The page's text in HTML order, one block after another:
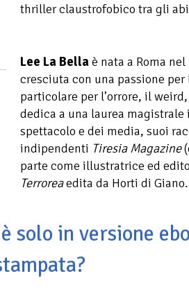
thriller claustrofobico tra gli
Lee La Bellaè nata a Roma
cresciuta con una passione
particolare per l’orrore, il
dedica a una laurea
spettacolo e dei media, suoi
indipendenti Tiresia Magazine
parte come illustratrice ed
Terroreaedita da Horti di Giano.
solo in versione